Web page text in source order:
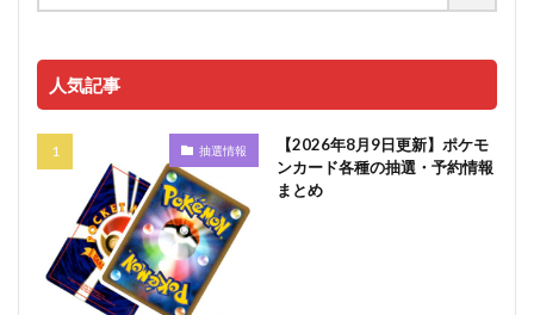
人気記事
抽選情報
【2026年8月9日更新】ポケモ
ンカード各種の抽選・予約情報
まとめ